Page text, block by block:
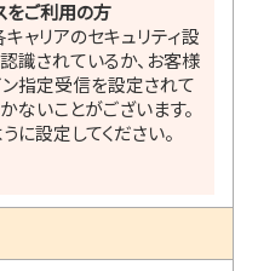
をご利用の方
ャリアのセキュリティ設
識されているか、お客様
ン指定受信を設定されて
ないことがございます。
に設定してください。